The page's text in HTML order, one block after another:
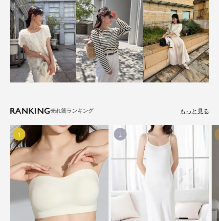
RANKING もっと見る